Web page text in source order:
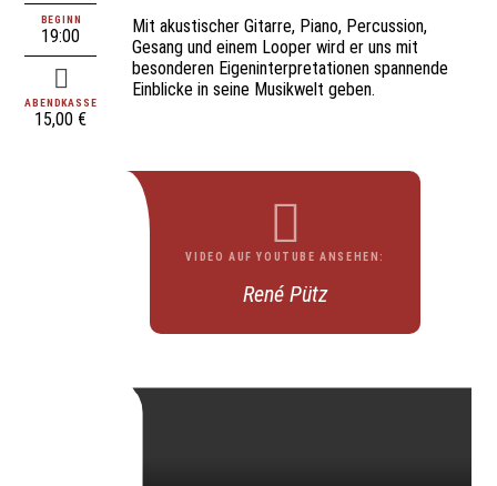
BEGINN
19:00
ABENDKASSE
15,00 €
Mit akustischer Gitarre, Piano, Percussion,
Gesang und einem Looper wird er uns mit
besonderen Eigeninterpretationen spannende
Einblicke in seine Musikwelt geben.
VIDEO AUF YOUTUBE ANSEHEN:
René Pütz